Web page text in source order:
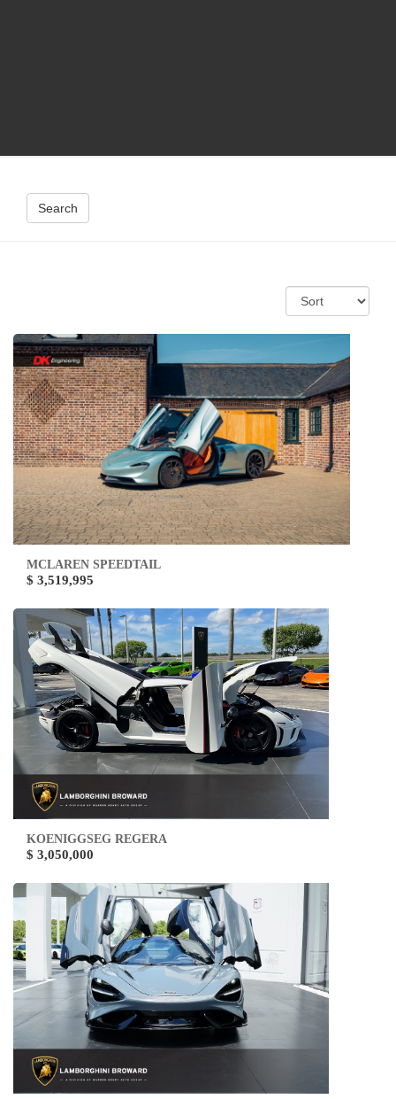
Search
MCLAREN SPEEDTAIL
$ 3,519,995
KOENIGGSEG REGERA
$ 3,050,000